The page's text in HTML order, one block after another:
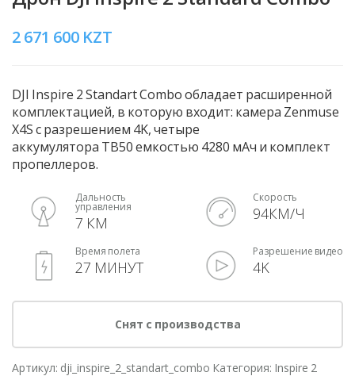
2 671 600 KZT
DJI Inspire 2 Standart Combo обладает расширенной
комплектацией, в которую входит: камера Zenmuse
X4S с разрешением 4K, четыре
аккумулятора TB50емкостью 4280 мАч и комплект
пропеллеров.
Дальность
управления
7 КМ
Скорость
94КМ/Ч
Время полета
27 МИНУТ
Разрешение видео
4K
Снят с производства
Артикул: dji_inspire_2_standart_combo Категория: Inspire 2